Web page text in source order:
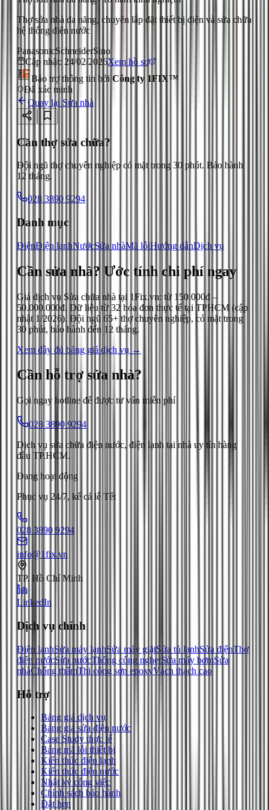
Thợ sửa nhà đa năng, chuyên lắp đặt thiết bị điện và sửa chữa
hệ thống điện nước
PanasonicSchneiderSino
Cập nhật: 24/02/2026Xem hồ sơ
Bảo trợ thông tin bởi Công ty 1FIX™
Đã xác minh
Quay lại Sửa nhà
Cần thợ sửa chữa?
Đội ngũ thợ chuyên nghiệp có mặt trong 30 phút. Bảo hành
12 tháng.
028 3890 9294
Danh mục
ĐiệnĐiện lạnhNướcSửa nhàMã lỗiHướng dẫnDịch vụ
Cần sửa nhà? Ước tính chi phí ngay
Giá dịch vụ Sửa chữa nhà tại 1Fix.vn: từ 150.000đ –
50.000.000đ. Dữ liệu từ 32 hóa đơn thực tế tại TPHCM (cập
nhật 1/2026). Đội ngũ 65+ thợ chuyên nghiệp, có mặt trong
30 phút, bảo hành đến 12 tháng.
Xem đầy đủ bảng giá dịch vụ →
Cần hỗ trợ sửa nhà?
Gọi ngay hotline để được tư vấn miễn phí
028 3890 9294
Dịch vụ sửa chữa điện nước, điện lạnh tại nhà uy tín hàng
đầu TP.HCM.
Đang hoạt động
Phục vụ 24/7, kể cả lễ Tết
028 3890 9294
info@1fix.vn
TP. Hồ Chí Minh
LinkedIn
Dịch vụ chính
Điện lạnhSửa máy lạnhSửa máy giặtSửa tủ lạnhSửa điệnThợ
điện nướcSửa nướcThông cống nghẹtSửa máy bơmSửa
nhàChống thấmThi công sơn epoxyVách thạch cao
Hỗ trợ
Bảng giá dịch vụ
Bảng giá sửa điện nước
Case Study thực tế
Bảng mã lỗi thiết bị
Kiến thức điện lạnh
Kiến thức điện nước
Nhật ký công việc
Chính sách bảo hành
Đặt hẹn